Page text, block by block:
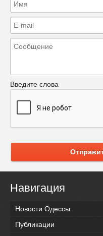
Введите слова
Навигация
Новости Одессы
Публикации